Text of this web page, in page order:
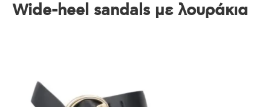
Wide-heel sandals με λουράκια